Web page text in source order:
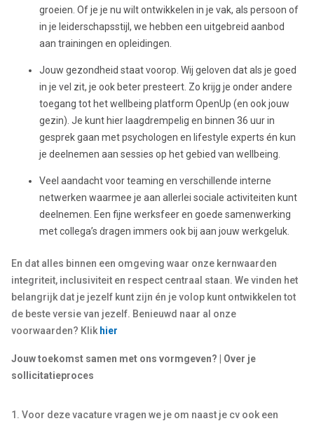
groeien. Of je je nu wilt ontwikkelen in je vak, als persoon of
in je leiderschapsstijl, we hebben een uitgebreid aanbod
aan trainingen en opleidingen.
Jouw gezondheid staat voorop. Wij geloven dat als je goed
in je vel zit, je ook beter presteert. Zo krijg je onder andere
toegang tot het wellbeing platform OpenUp (en ook jouw
gezin). Je kunt hier laagdrempelig en binnen 36 uur in
gesprek gaan met psychologen en lifestyle experts én kun
je deelnemen aan sessies op het gebied van wellbeing.
Veel aandacht voor teaming en verschillende interne
netwerken waarmee je aan allerlei sociale activiteiten kunt
deelnemen. Een fijne werksfeer en goede samenwerking
met collega’s dragen immers ook bij aan jouw werkgeluk.
En dat alles binnen een omgeving waar onze kernwaarden
integriteit, inclusiviteit en respect centraal staan. We vinden het
belangrijk dat je jezelf kunt zijn én je volop kunt ontwikkelen tot
de beste versie van jezelf. Benieuwd naar al onze
voorwaarden? Klik hier
Jouw toekomst samen met ons vormgeven? | Over je
sollicitatieproces
1. Voor deze vacature vragen we je om naast je cv ook een